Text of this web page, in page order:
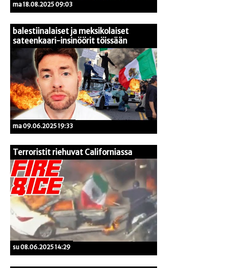
ma 18.08.2025 09:03
balestiinalaiset ja meksikolaiset
sateenkaari-insinöörit töissään
ma 09.06.2025 19:33
Terroristit riehuvat Californiassa
su 08.06.2025 14:29